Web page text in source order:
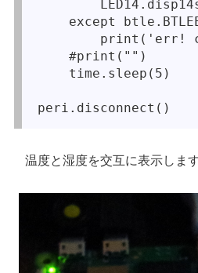
except
print('err!
    #print("")
    time.sleep(5)
peri.disconnect()
温度と湿度を交互に表示します